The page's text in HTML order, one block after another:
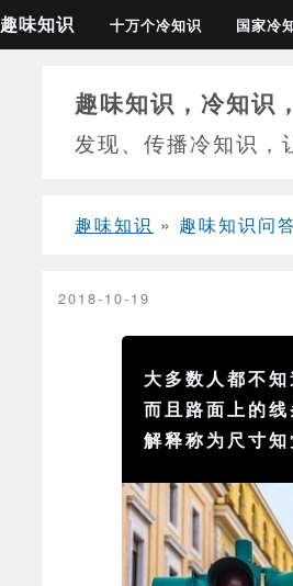
趣味知识 十万个冷知识 国家冷
趣味知识，冷知识
发现、传播冷知识，
趣味知识 » 趣味知识问
2018-10-19
大多数人都不
而且路面上的
解释称为尺寸知